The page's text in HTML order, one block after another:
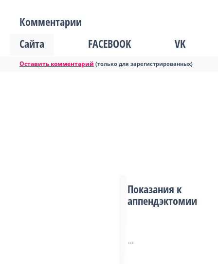
Комментарии
Сайта
FACEBOOK VK
Оставить комментарий (только для зарегистрированных)
Показания к
аппендэктомии
...